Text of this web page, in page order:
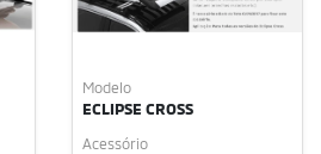
Modelo
ECLIPSE CROSS
Acessório